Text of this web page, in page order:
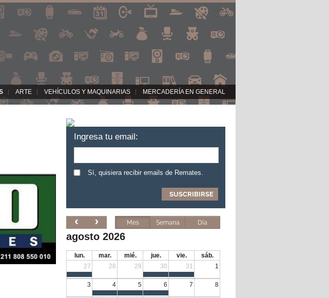
ARTE VEHÍCULOS Y MAQUINARIAS MERCADERÍA EN GENERAL
Ingresa tu email:
Sí, quisiera recibir emails de Remates.
Mes Semana Día
agosto 2026
lun. mar. mié. jue. vie.
sáb.
27
28 29 30 31 1
3 4 5 6 7 8